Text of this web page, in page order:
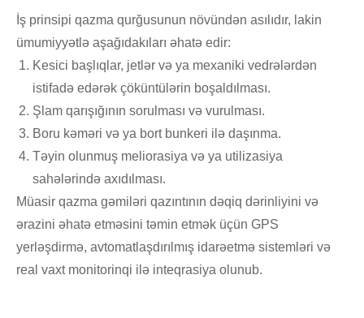
İş prinsipi qazma qurğusunun növündən asılıdır, lakin
ümumiyyətlə aşağıdakıları əhatə edir:
Kesici başlıqlar, jetlər və ya mexaniki vedrələrdən
istifadə edərək çöküntülərin boşaldılması.
Şlam qarışığının sorulması və vurulması.
Boru kəməri və ya bort bunkeri ilə daşınma.
Təyin olunmuş meliorasiya və ya utilizasiya
sahələrində axıdılması.
Müasir qazma gəmiləri qazıntının dəqiq dərinliyini və
ərazini əhatə etməsini təmin etmək üçün GPS
yerləşdirmə, avtomatlaşdırılmış idarəetmə sistemləri və
real vaxt monitorinqi ilə inteqrasiya olunub.